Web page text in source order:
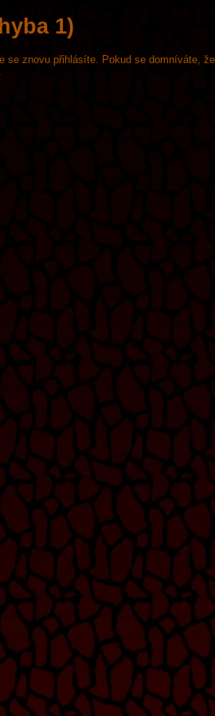
1)
znovu přihlásíte. Pokud se domníváte,